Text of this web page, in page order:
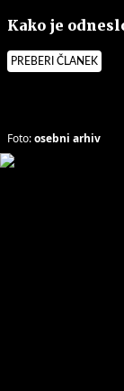
Kako je
PREBERI ČLANEK
Foto:osebni arhiv